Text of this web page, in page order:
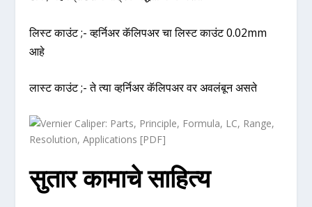
लिस्ट काउंट ;- व्हर्निअर कॅलिपअर चा लिस्ट काउंट 0.02mm
आहे
लास्ट काउंट ;- ते त्या व्हर्निअर कॅलिपअर वर अवलंबून असते
सुतार कामाचे साहित्य